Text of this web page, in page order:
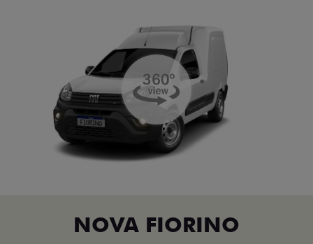
NOVA FIORINO